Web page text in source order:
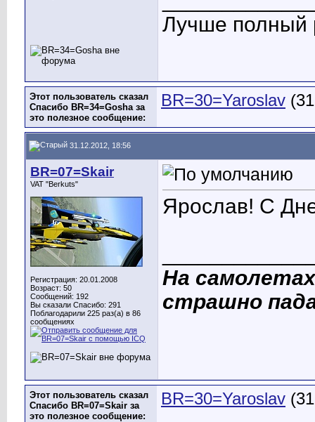
Лучше полный
Этот пользователь сказал
Спасибо BR=34=Gosha за
это полезное сообщение:
BR=30=Yaroslav
31.12.2012, 18:56
BR=07=Skair
VAT "Berkuts"
Регистрация: 20.01.2008
Возраст: 50
Сообщений: 192
Вы сказали Спасибо: 291
Поблагодарили 225 раз(а) в 86
сообщениях
Ярослав! С
На
страшно
Этот пользователь сказал
Спасибо BR=07=Skair за
это полезное сообщение:
BR=30=Yaroslav